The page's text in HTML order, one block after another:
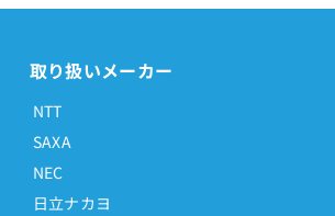
取り扱いメーカー
NTT
SAXA
NEC
日立ナカヨ